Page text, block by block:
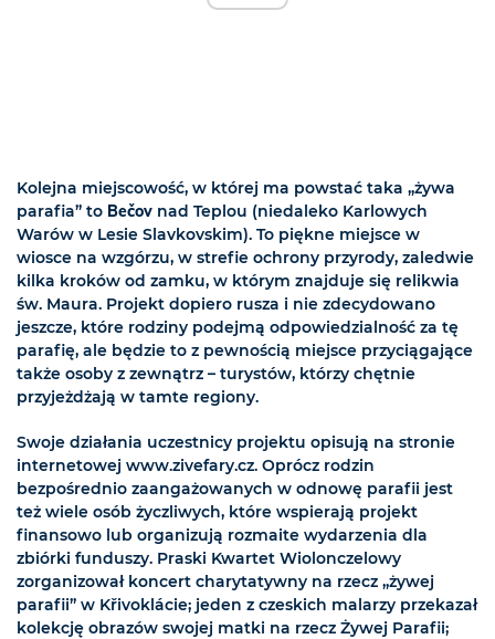
Kolejna miejscowość, w której ma powstać taka „żywa
parafia” to Bečov nad Teplou (niedaleko Karlowych
Warów w Lesie Slavkovskim). To piękne miejsce w
wiosce na wzgórzu, w strefie ochrony przyrody, zaledwie
kilka kroków od zamku, w którym znajduje się relikwia
św. Maura. Projekt dopiero rusza i nie zdecydowano
jeszcze, które rodziny podejmą odpowiedzialność za tę
parafię, ale będzie to z pewnością miejsce przyciągające
także osoby z zewnątrz – turystów, którzy chętnie
przyjeżdżają w tamte regiony.
Swoje działania uczestnicy projektu opisują na stronie
internetowej www.zivefary.cz. Oprócz rodzin
bezpośrednio zaangażowanych w odnowę parafii jest
też wiele osób życzliwych, które wspierają projekt
finansowo lub organizują rozmaite wydarzenia dla
zbiórki funduszy. Praski Kwartet Wiolonczelowy
zorganizował koncert charytatywny na rzecz „żywej
parafii” w Křivoklácie; jeden z czeskich malarzy przekazał
kolekcję obrazów swojej matki na rzecz Żywej Parafii;